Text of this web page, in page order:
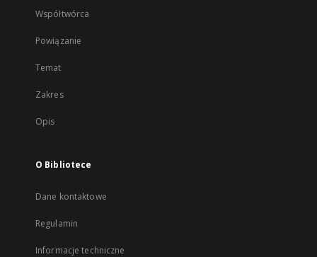
Współtwórca
Powiązanie
Temat
Zakres
Opis
O Bibliotece
Dane kontaktowe
Regulamin
Informacje techniczne